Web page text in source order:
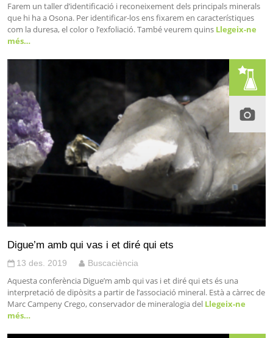
Farem un taller d’identificació i reconeixement dels principals minerals
que hi ha a Osona. Per identificar-los ens fixarem en característiques
com la duresa, el color o l’exfoliació. També veurem quins Llegeix-ne
més…
Digue’m amb qui vas i et diré qui ets
13 des. 2019 Buscaciència
Aquesta conferència Digue’m amb qui vas i et diré qui ets és una
interpretació de dipòsits a partir de l’associació mineral. Està a càrrec de
Marc Campeny Crego, conservador de mineralogia del Llegeix-ne
més…